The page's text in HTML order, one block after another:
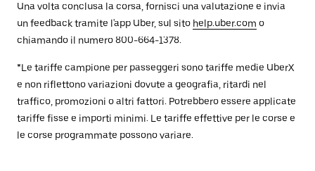
Una volta conclusa la corsa, fornisci una valutazione e invia
un feedback tramite l'app Uber, sul sito help.uber.com o
chiamando il numero 800-664-1378.
*Le tariffe campione per passeggeri sono tariffe medie UberX
e non riflettono variazioni dovute a geografia, ritardi nel
traffico, promozioni o altri fattori. Potrebbero essere applicate
tariffe fisse e importi minimi. Le tariffe effettive per le corse e
le corse programmate possono variare.